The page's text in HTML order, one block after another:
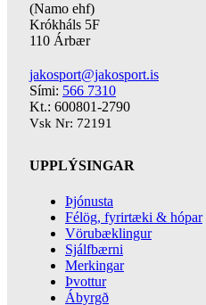
(Namo ehf)
Krókháls 5F
110 Árbær
jakosport@jakosport.is
Sími: 566 7310
Kt.: 600801-2790
Vsk Nr: 72191
UPPLÝSINGAR
Þjónusta
Félög, fyrirtæki & hópar
Vörubæklingur
Sjálfbærni
Merkingar
Þvottur
Ábyrgð